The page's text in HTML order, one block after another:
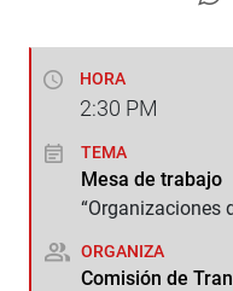
HORA
2:30 PM
TEMA
Mesa de trabajo
“Organizaciones
ORGANIZA
Comisión de